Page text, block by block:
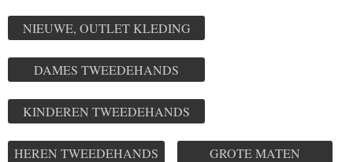
NIEUWE, OUTLET KLEDING
DAMES TWEEDEHANDS
KINDEREN TWEEDEHANDS
HEREN TWEEDEHANDS GROTE MATEN